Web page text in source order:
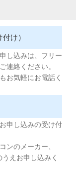
け）
し込みは、フリー
連絡ください。
お気軽にお電話く
申し込みの受け付
ンのメーカー、
えお申し込みく